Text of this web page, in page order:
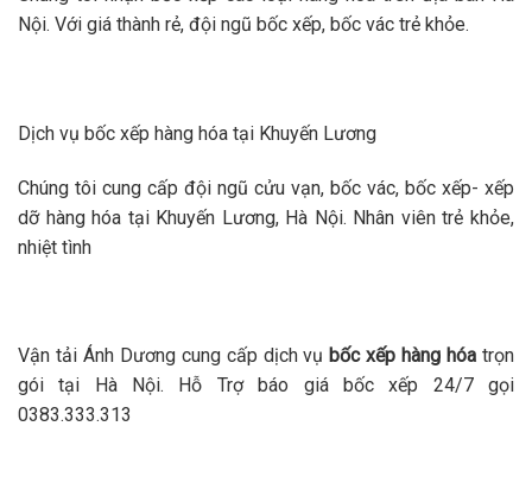
Nội. Với giá thành rẻ, đội ngũ bốc xếp, bốc vác trẻ khỏe.
Dịch vụ bốc xếp hàng hóa tại Khuyến Lương
Chúng tôi cung cấp đội ngũ cửu vạn, bốc vác, bốc xếp- xếp
dỡ hàng hóa tại Khuyến Lương, Hà Nội. Nhân viên trẻ khỏe,
nhiệt tình
Vận tải Ánh Dương cung cấp dịch vụ bốc xếp hàng hóa trọn
gói tại Hà Nội. Hỗ Trợ báo giá bốc xếp 24/7 gọi
0383.333.313